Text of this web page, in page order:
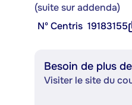
(suite sur addenda)
Nº Centris 19183155
Besoin de plus
Visiter le site du